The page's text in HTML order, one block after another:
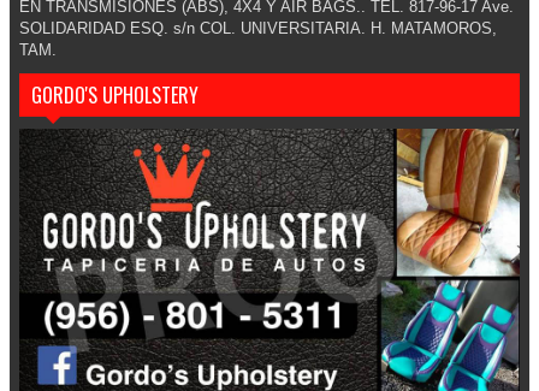
EN TRANSMISIONES (ABS), 4X4 Y AIR BAGS.. TEL. 817-96-17 Ave.
SOLIDARIDAD ESQ. s/n COL. UNIVERSITARIA. H. MATAMOROS,
TAM.
GORDO'S UPHOLSTERY